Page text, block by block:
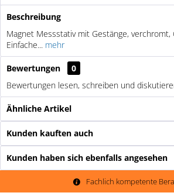
Beschreibung
Magnet Messstativ mit Gestänge,
Einfache... mehr
Bewertungen
0
Bewertungen lesen, schreiben und
Ähnliche Artikel
Kunden kauften auch
Kunden haben sich ebenfalls angesehen
Fachlich kompetente